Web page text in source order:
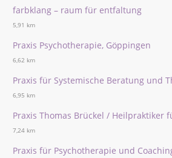
farbklang – raum für entfaltung
5,91 km
Praxis Psychotherapie, Göppingen
6,62 km
Praxis für Systemische Beratung und
6,95 km
Praxis Thomas Brückel / Heilpraktiker
7,24 km
Praxis für Psychotherapie und